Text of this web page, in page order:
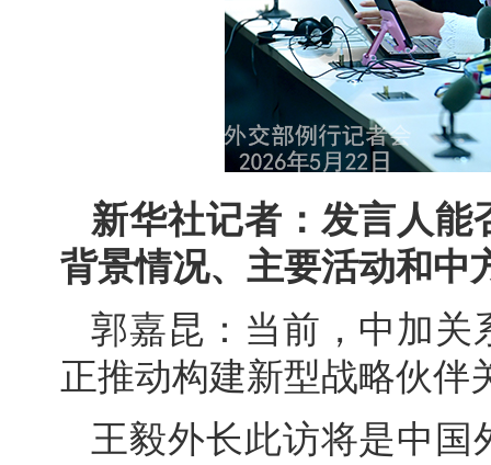
新华社记者：发言人
背景情况、主要活动和中
郭嘉昆：当前，中加关
正推动构建新型战略伙伴
王毅外长此访将是中